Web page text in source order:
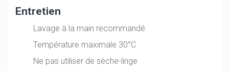
Entretien
Lavage à la main recommandé
Température maximale 30°C
Ne pas utiliser de sèche-linge